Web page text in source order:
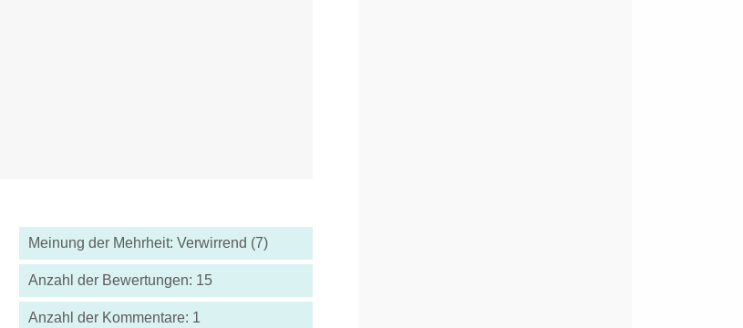
Meinung der Mehrheit: Verwirrend (7)
Anzahl der Bewertungen: 15
Anzahl der Kommentare: 1